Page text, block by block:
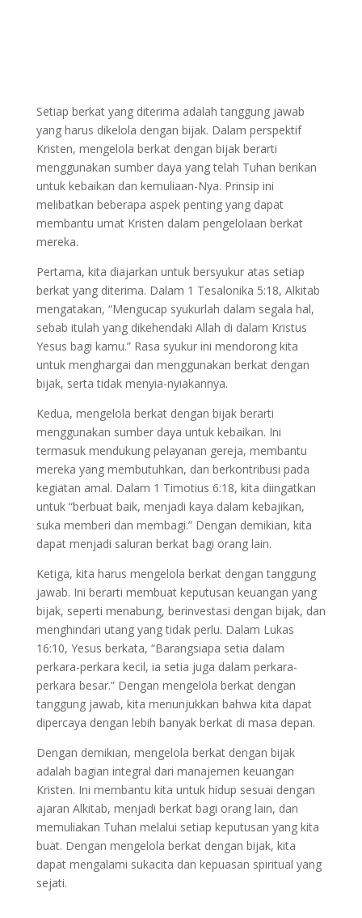
Setiap berkat yang diterima adalah tanggung jawab
yang harus dikelola dengan bijak. Dalam perspektif
Kristen, mengelola berkat dengan bijak berarti
menggunakan sumber daya yang telah Tuhan berikan
untuk kebaikan dan kemuliaan-Nya. Prinsip ini
melibatkan beberapa aspek penting yang dapat
membantu umat Kristen dalam pengelolaan berkat
mereka.
Pertama, kita diajarkan untuk bersyukur atas setiap
berkat yang diterima. Dalam 1 Tesalonika 5:18, Alkitab
mengatakan, “Mengucap syukurlah dalam segala hal,
sebab itulah yang dikehendaki Allah di dalam Kristus
Yesus bagi kamu.” Rasa syukur ini mendorong kita
untuk menghargai dan menggunakan berkat dengan
bijak, serta tidak menyia-nyiakannya.
Kedua, mengelola berkat dengan bijak berarti
menggunakan sumber daya untuk kebaikan. Ini
termasuk mendukung pelayanan gereja, membantu
mereka yang membutuhkan, dan berkontribusi pada
kegiatan amal. Dalam 1 Timotius 6:18, kita diingatkan
untuk “berbuat baik, menjadi kaya dalam kebajikan,
suka memberi dan membagi.” Dengan demikian, kita
dapat menjadi saluran berkat bagi orang lain.
Ketiga, kita harus mengelola berkat dengan tanggung
jawab. Ini berarti membuat keputusan keuangan yang
bijak, seperti menabung, berinvestasi dengan bijak, dan
menghindari utang yang tidak perlu. Dalam Lukas
16:10, Yesus berkata, “Barangsiapa setia dalam
perkara-perkara kecil, ia setia juga dalam perkara-
perkara besar.” Dengan mengelola berkat dengan
tanggung jawab, kita menunjukkan bahwa kita dapat
dipercaya dengan lebih banyak berkat di masa depan.
Dengan demikian, mengelola berkat dengan bijak
adalah bagian integral dari manajemen keuangan
Kristen. Ini membantu kita untuk hidup sesuai dengan
ajaran Alkitab, menjadi berkat bagi orang lain, dan
memuliakan Tuhan melalui setiap keputusan yang kita
buat. Dengan mengelola berkat dengan bijak, kita
dapat mengalami sukacita dan kepuasan spiritual yang
sejati.